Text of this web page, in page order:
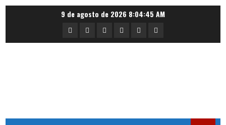
9 de agosto de 2026 8:04:45 AM
PortadaNacionalInternacional
DeportesRegional
Local